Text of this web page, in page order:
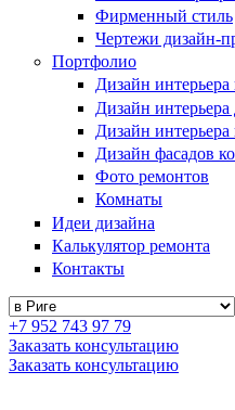
Фирменный стиль
Чертежи дизайн-
Портфолио
Дизайн интерьера
Дизайн
Дизайн
Дизайн фасадов
Фото ремонтов
Комнаты
Идеи дизайна
Калькулятор ремонта
Контакты
+7 952 743 97 79
Заказать консультацию
Заказать консультацию